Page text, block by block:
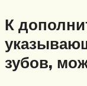
К
зубов,